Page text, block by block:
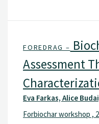
FOREDRAG –
Assessment
Eva Farkas, Alice
Forbiochar workshop ,